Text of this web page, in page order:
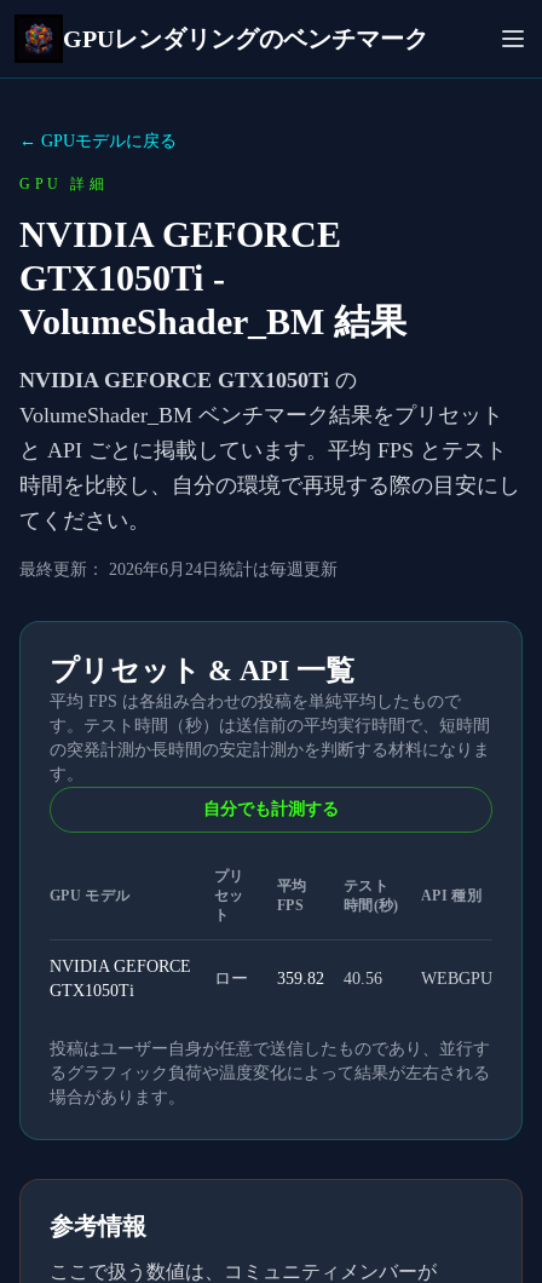
GPUレンダリングのベンチマーク
← GPUモデルに戻る
GPU 詳細
NVIDIA GEFORCE
GTX1050Ti -
VolumeShader_BM 結果
NVIDIA GEFORCE GTX1050Ti の
VolumeShader_BM ベンチマーク結果をプリセット
と API ごとに掲載しています。平均 FPS とテスト
時間を比較し、自分の環境で再現する際の目安にし
てください。
最終更新： 2026年6月24日 統計は毎週更新
プリセット & API 一覧
平均 FPS は各組み合わせの投稿を単純平均したもので
す。テスト時間（秒）は送信前の平均実行時間で、短時間
の突発計測か長時間の安定計測かを判断する材料になりま
す。
自分でも計測する
GPU モデル
プリ
セッ
ト
平均
FPS
テスト
時間(秒)
API 種別
NVIDIA GEFORCE
GTX1050Ti
ロー 359.82 40.56 WEBGPU
投稿はユーザー自身が任意で送信したものであり、並行す
るグラフィック負荷や温度変化によって結果が左右される
場合があります。
参考情報
ここで扱う数値は、コミュニティメンバーが